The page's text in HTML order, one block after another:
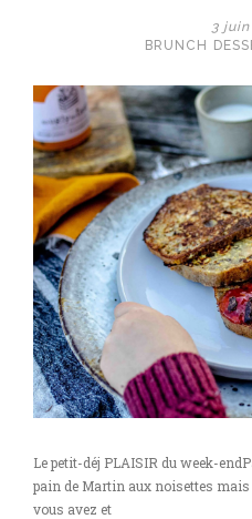
coulis
fraises
3 juin
BRUNCH
Le petit-déj PLAISIR du week-
pain de Martin aux noisettes
vous avez et